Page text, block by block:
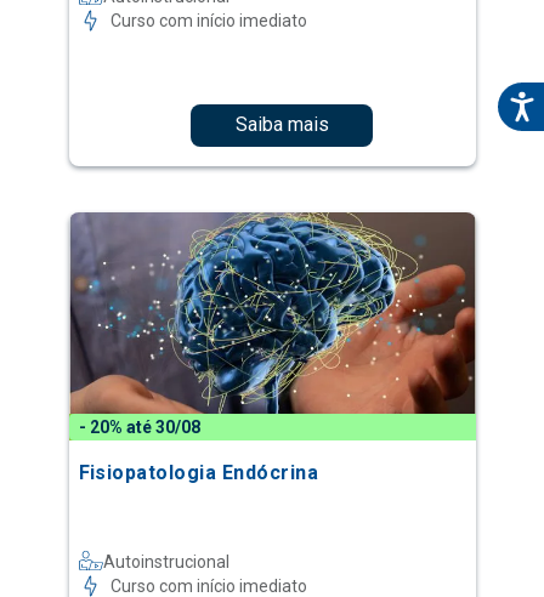
Curso com início imediato
Saiba mais
- 20% até 30/08
Fisiopatologia Endócrina
Autoinstrucional
Curso com início imediato